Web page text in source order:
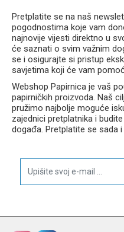
Pretplatite se na naš
pogodnostima koje vam
najnovije vijesti direktno u
će saznati o svim važnim
se i osigurajte si pristup
savjetima koji će vam
Webshop Papirnica je vaš
papirničkih proizvoda. Naš
pružimo najbolje moguće
zajednici pretplatnika i
događa. Pretplatite se sada